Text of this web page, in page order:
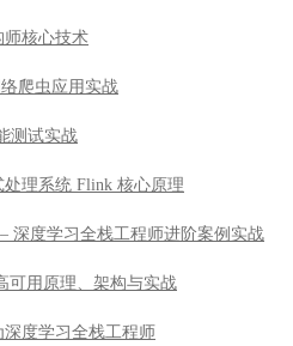
师核心技术
络爬虫应用实战
测试实战
处理系统 Flink 核心原理
– 深度学习全栈工程师进阶案例实战
可用原理、架构与实战
深度学习全栈工程师